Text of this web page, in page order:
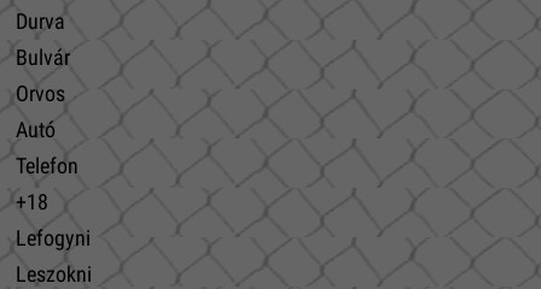
Durva
Bulvár
Orvos
Autó
Telefon
+18
Lefogyni
Leszokni